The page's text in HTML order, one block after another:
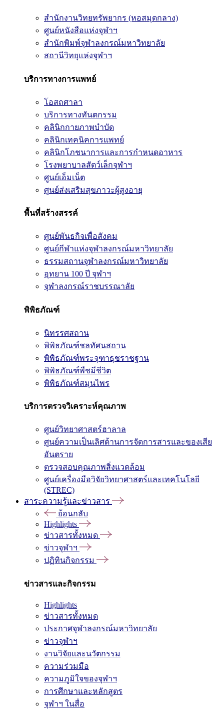
สำนักงานวิทยทรัพยากร (หอสมุดกลาง)
ศูนย์หนังสือแห่งจุฬาฯ
สำนักพิมพ์จุฬาลงกรณ์มหาวิทยาลัย
สถานีวิทยุแห่งจุฬาฯ
บริการทางการแพทย์
โอสถศาลา
บริการทางทันตกรรม
คลินิกกายภาพบำบัด
คลินิกเทคนิคการแพทย์
คลินิกโภชนาการและการกำหนดอาหาร
โรงพยาบาลสัตว์เล็กจุฬาฯ
ศูนย์เอ็มเน็ต
ศูนย์ส่งเสริมสุขภาวะผู้สูงอายุ
พื้นที่สร้างสรรค์
ศูนย์พันธกิจเพื่อสังคม
ศูนย์กีฬาแห่งจุฬาลงกรณ์มหาวิทยาลัย
ธรรมสถานจุฬาลงกรณ์มหาวิทยาลัย
อุทยาน 100 ปี จุฬาฯ
จุฬาลงกรณ์ราชบรรณาลัย
พิพิธภัณฑ์
นิทรรศสถาน
พิพิธภัณฑ์ชลทัศนสถาน
พิพิธภัณฑ์พระจุฑาธุชราชฐาน
พิพิธภัณฑ์พืชมีชีวิต
พิพิธภัณฑ์สมุนไพร
บริการตรวจวิเคราะห์คุณภาพ
ศูนย์วิทยาศาสตร์ฮาลาล
ศูนย์ความเป็นเลิศด้านการจัดการสารและของเสีย
อันตราย
ตรวจสอบคุณภาพสิ่งแวดล้อม
ศูนย์เครื่องมือวิจัยวิทยาศาสตร์และเทคโนโลยี
(STREC)
สาระความรู้และข่าวสาร
ย้อนกลับ
Highlights
ข่าวสารทั้งหมด
ข่าวจุฬาฯ
ปฏิทินกิจกรรม
ข่าวสารและกิจกรรม
Highlights
ข่าวสารทั้งหมด
ประกาศจุฬาลงกรณ์มหาวิทยาลัย
ข่าวจุฬาฯ
งานวิจัยและนวัตกรรม
ความร่วมมือ
ความภูมิใจของจุฬาฯ
การศึกษาและหลักสูตร
จุฬาฯ ในสื่อ